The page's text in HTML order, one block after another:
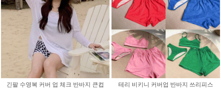
긴팔 수영복 커버 업 체크 반바지 큰컵
테리 비키니 커버업 반바지 쓰리피스